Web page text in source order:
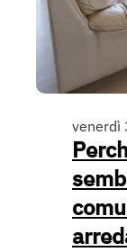
venerdì